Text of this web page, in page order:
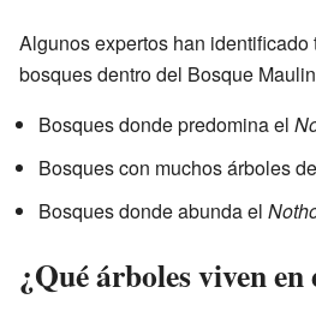
Algunos expertos han
bosques dentro del Bosque
Bosques donde predomina el
Bosques con muchos árboles de
Bosques donde abunda el
¿Qué árboles viven en